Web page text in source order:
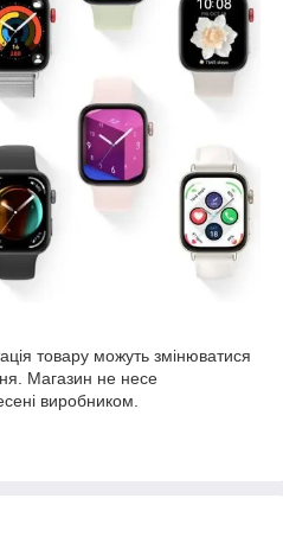
товару можуть змінюватися
Магазин не несе
виробником.